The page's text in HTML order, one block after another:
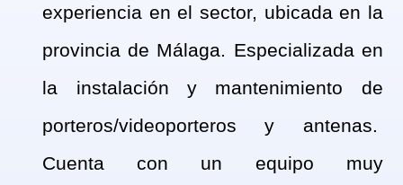
experiencia en el sector, ubicada en la
provincia de Málaga. Especializada en
la instalación y mantenimiento de
porteros/videoporteros y antenas.
Cuenta con un equipo muy